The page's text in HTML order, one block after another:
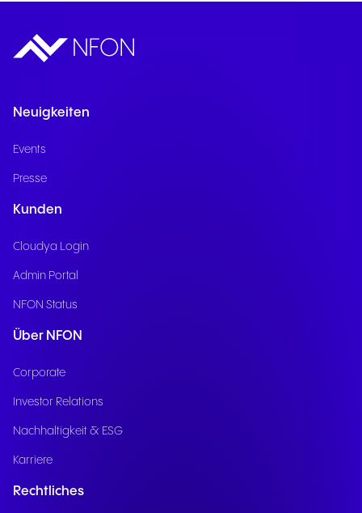
Neuigkeiten
Events
Presse
Kunden
Cloudya Login
Admin Portal
NFON Status
Über NFON
Corporate
Investor Relations
Nachhaltigkeit & ESG
Karriere
Rechtliches